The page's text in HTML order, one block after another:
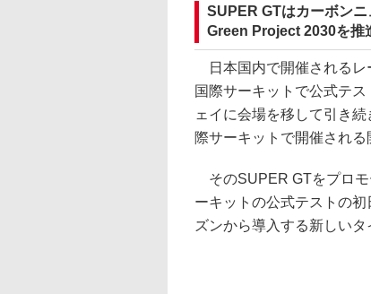
SUPER GTはカーボン
Green Project 2030を推
日本国内で開催されるレ
国際サーキットで公式テ
ェイに会場を移して引き
際サーキットで開催される
そのSUPER GTをプロモ
ーキットの公式テストの
ズンから導入する新しいタ